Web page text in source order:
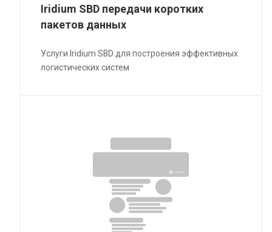
Iridium SBD передачи коротких
пакетов данных
Услуги Iridium SBD для построения эффективных
логистических систем